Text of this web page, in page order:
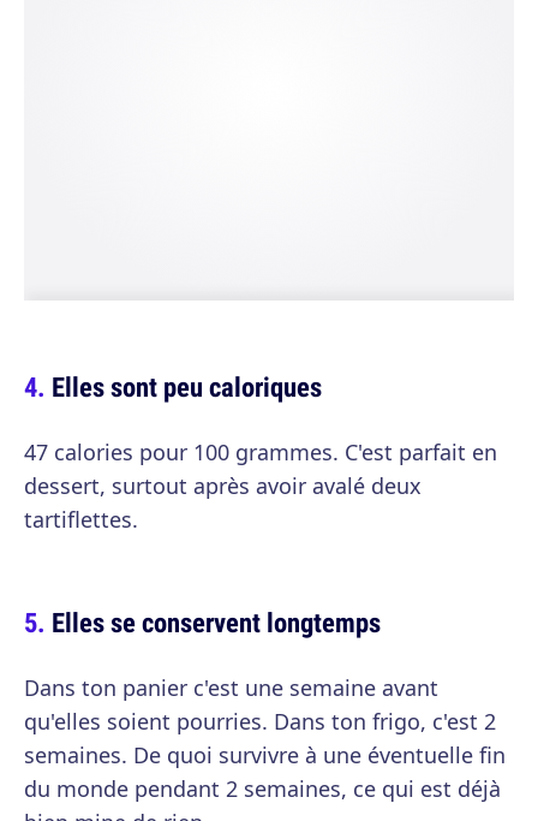
Elles sont peu caloriques
47 calories pour 100 grammes. C'est parfait en
dessert, surtout après avoir avalé deux
tartiflettes.
Elles se conservent longtemps
Dans ton panier c'est une semaine avant
qu'elles soient pourries. Dans ton frigo, c'est 2
semaines. De quoi survivre à une éventuelle fin
du monde pendant 2 semaines, ce qui est déjà